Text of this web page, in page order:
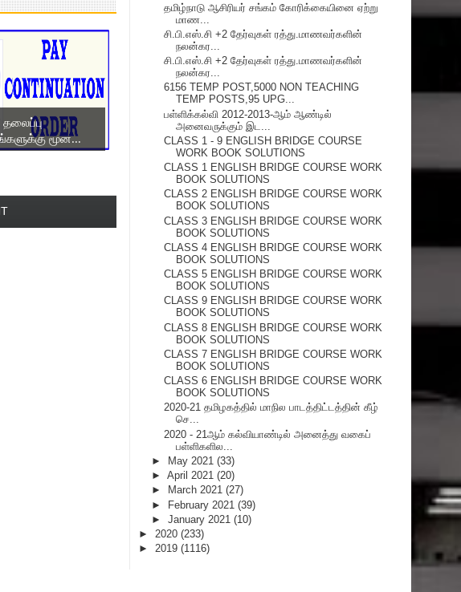
தலைப்பு
மூன...
தமிழ்நாடு ஆசிரியர் சங்கம் கோரிக்கையினை ஏற்று
மாண...
சி.பி.எஸ்.சி +2 தேர்வுகள் ரத்து.மாணவர்களின்
நலன்கர...
சி.பி.எஸ்.சி +2 தேர்வுகள் ரத்து.மாணவர்களின்
நலன்கர...
6156 TEMP POST,5000 NON TEACHING
TEMP POSTS,95 UPG...
பள்ளிக்கல்வி 2012-2013-ஆம் ஆண்டில்
அனைவருக்கும் இட...
CLASS 1 - 9 ENGLISH BRIDGE COURSE
WORK BOOK SOLUTIONS
CLASS 1 ENGLISH BRIDGE COURSE WORK
BOOK SOLUTIONS
CLASS 2 ENGLISH BRIDGE COURSE WORK
BOOK SOLUTIONS
CLASS 3 ENGLISH BRIDGE COURSE WORK
BOOK SOLUTIONS
CLASS 4 ENGLISH BRIDGE COURSE WORK
BOOK SOLUTIONS
CLASS 5 ENGLISH BRIDGE COURSE WORK
BOOK SOLUTIONS
CLASS 9 ENGLISH BRIDGE COURSE WORK
BOOK SOLUTIONS
CLASS 8 ENGLISH BRIDGE COURSE WORK
BOOK SOLUTIONS
CLASS 7 ENGLISH BRIDGE COURSE WORK
BOOK SOLUTIONS
CLASS 6 ENGLISH BRIDGE COURSE WORK
BOOK SOLUTIONS
2020-21 தமிழகத்தில் மாநில பாடத்திட்டத்தின் கீழ்
செ...
2020 - 21ஆம் கல்வியாண்டில் அனைத்து வகைப்
பள்ளிகளில...
►
May 2021 (33)
► April 2021 (20)
►
March 2021 (27)
► February 2021 (39)
► January 2021 (10)
► 2020 (233)
► 2019 (1116)